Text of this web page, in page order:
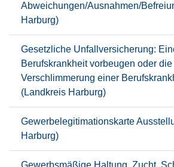
Abweichungen/Ausnahmen/
Harburg)
Gesetzliche Unfallversicherung:
Berufskrankheit vorbeugen oder die
Verschlimmerung einer
(Landkreis Harburg)
Gewerbelegitimationskarte
Harburg)
Gewerbsmäßige Haltung, Zucht,